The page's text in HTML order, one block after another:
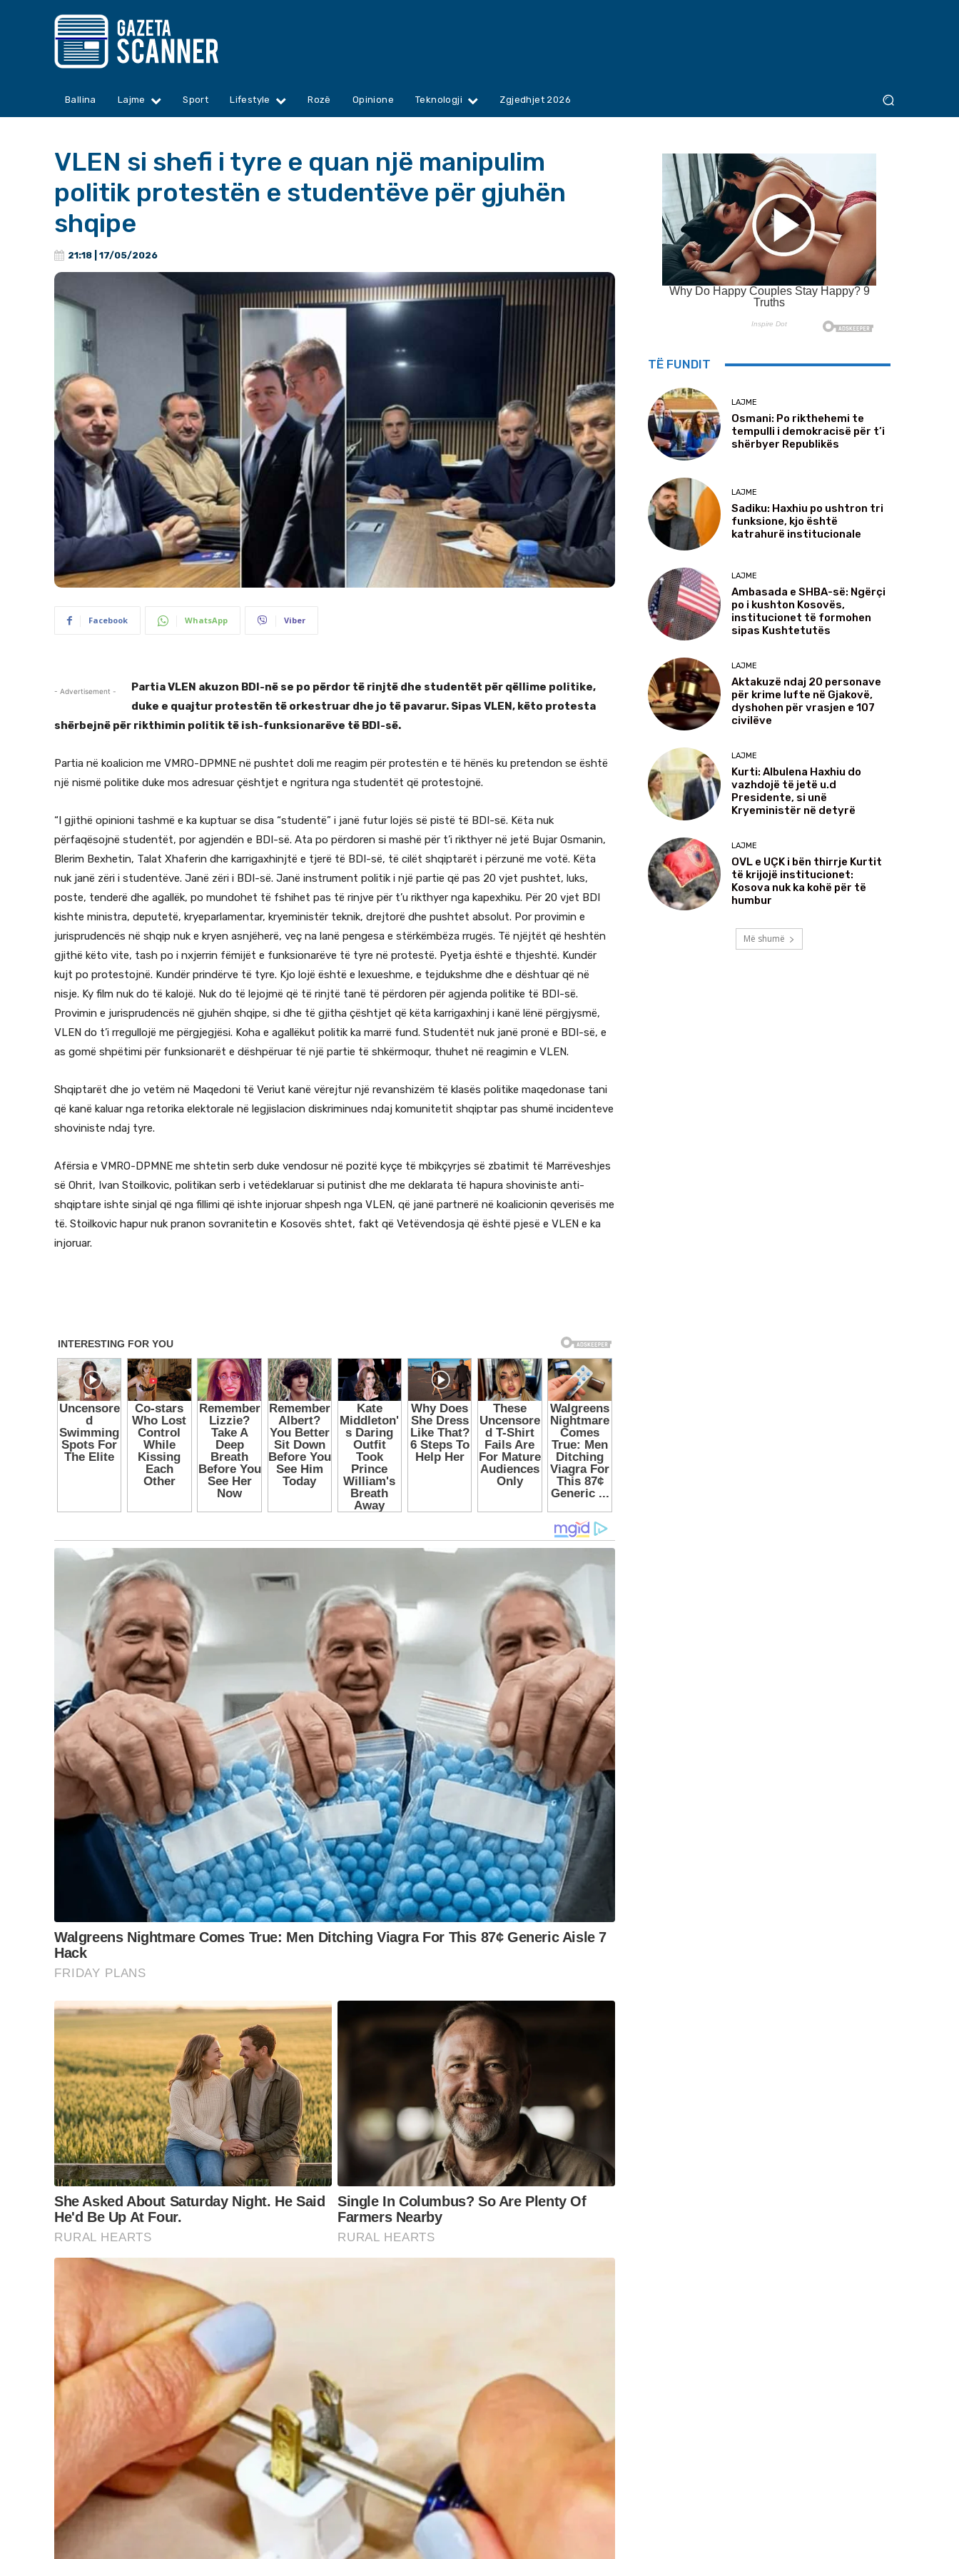
Ballina Lajme Sport Lifestyle Rozë Opinione Teknologji Zgjedhjet 2026
VLEN si shefi i tyre e quan një manipulim
politik protestën e studentëve për gjuhën
shqipe
21:18 | 17/05/2026
Facebook WhatsApp Viber
- Advertisement -
Partia VLEN akuzon BDI-në se po përdor të rinjtë dhe studentët për qëllime politike,
duke e quajtur protestën të orkestruar dhe jo të pavarur. Sipas VLEN, këto protesta
shërbejnë për rikthimin politik të ish-funksionarëve të BDI-së.
Partia në koalicion me VMRO-DPMNE në pushtet doli me reagim për protestën e të hënës ku pretendon se është
një nismë politike duke mos adresuar çështjet e ngritura nga studentët që protestojnë.
“I gjithë opinioni tashmë e ka kuptuar se disa “studentë” i janë futur lojës së pistë të BDI-së. Këta nuk
përfaqësojnë studentët, por agjendën e BDI-së. Ata po përdoren si mashë për t’i rikthyer në jetë Bujar Osmanin,
Blerim Bexhetin, Talat Xhaferin dhe karrigaxhinjtë e tjerë të BDI-së, të cilët shqiptarët i përzunë me votë. Këta
nuk janë zëri i studentëve. Janë zëri i BDI-së. Janë instrument politik i një partie që pas 20 vjet pushtet, luks,
poste, tenderë dhe agallëk, po mundohet të fshihet pas të rinjve për t’u rikthyer nga kapexhiku. Për 20 vjet BDI
kishte ministra, deputetë, kryeparlamentar, kryeministër teknik, drejtorë dhe pushtet absolut. Por provimin e
jurisprudencës në shqip nuk e kryen asnjëherë, veç na lanë pengesa e stërkëmbëza rrugës. Të njëjtët që heshtën
gjithë këto vite, tash po i nxjerrin fëmijët e funksionarëve të tyre në protestë. Pyetja është e thjeshtë. Kundër
kujt po protestojnë. Kundër prindërve të tyre. Kjo lojë është e lexueshme, e tejdukshme dhe e dështuar që në
nisje. Ky film nuk do të kalojë. Nuk do të lejojmë që të rinjtë tanë të përdoren për agjenda politike të BDI-së.
Provimin e jurisprudencës në gjuhën shqipe, si dhe të gjitha çështjet që këta karrigaxhinj i kanë lënë përgjysmë,
VLEN do t’i rregullojë me përgjegjësi. Koha e agallëkut politik ka marrë fund. Studentët nuk janë pronë e BDI-së, e
as gomë shpëtimi për funksionarët e dëshpëruar të një partie të shkërmoqur, thuhet në reagimin e VLEN.
Shqiptarët dhe jo vetëm në Maqedoni të Veriut kanë vërejtur një revanshizëm të klasës politike maqedonase tani
që kanë kaluar nga retorika elektorale në legjislacion diskriminues ndaj komunitetit shqiptar pas shumë incidenteve
shoviniste ndaj tyre.
Afërsia e VMRO-DPMNE me shtetin serb duke vendosur në pozitë kyçe të mbikçyrjes së zbatimit të Marrëveshjes
së Ohrit, Ivan Stoilkovic, politikan serb i vetëdeklaruar si putinist dhe me deklarata të hapura shoviniste anti-
shqiptare ishte sinjal që nga fillimi që ishte injoruar shpesh nga VLEN, që janë partnerë në koalicionin qeverisës me
të. Stoilkovic hapur nuk pranon sovranitetin e Kosovës shtet, fakt që Vetëvendosja që është pjesë e VLEN e ka
injoruar.
TË FUNDIT
LAJME
Osmani: Po rikthehemi te
tempulli i demokracisë për t’i
shërbyer Republikës
LAJME
Sadiku: Haxhiu po ushtron tri
funksione, kjo është
katrahurë institucionale
LAJME
Ambasada e SHBA-së: Ngërçi
po i kushton Kosovës,
institucionet të formohen
sipas Kushtetutës
LAJME
Aktakuzë ndaj 20 personave
për krime lufte në Gjakovë,
dyshohen për vrasjen e 107
civilëve
LAJME
Kurti: Albulena Haxhiu do
vazhdojë të jetë u.d
Presidente, si unë
Kryeministër në detyrë
LAJME
OVL e UÇK i bën thirrje Kurtit
të krijojë institucionet:
Kosova nuk ka kohë për të
humbur
Më shumë